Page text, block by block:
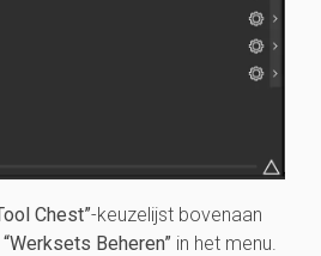
Chest”-keuzelijst bovenaan
“Werksets Beheren” in het menu.